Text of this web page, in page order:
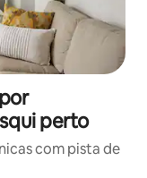
perto
com pista de